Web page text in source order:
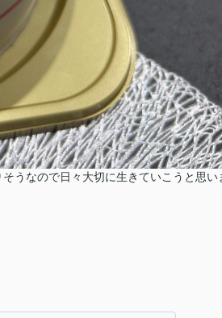
うなので日々大切に生きていこうと思い